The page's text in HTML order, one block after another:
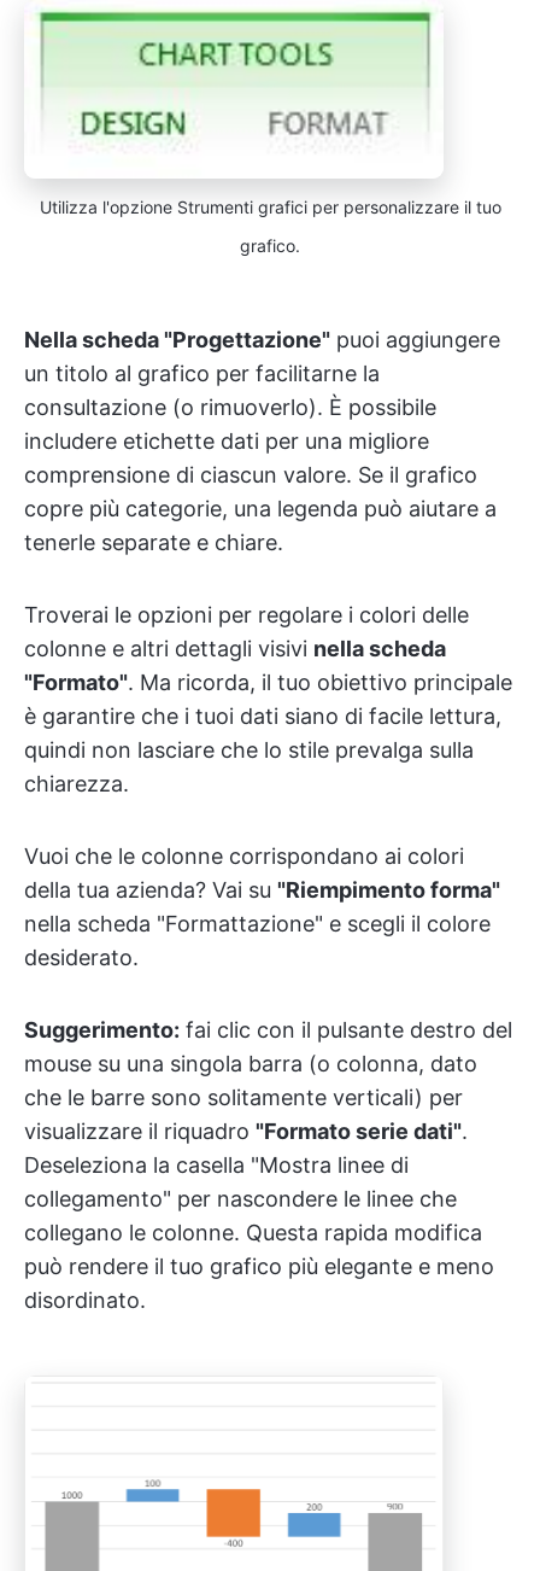
Utilizza l'opzione Strumenti grafici per personalizzare il tuo
grafico.
Nella scheda "Progettazione" puoi aggiungere
un titolo al grafico per facilitarne la
consultazione (o rimuoverlo). È possibile
includere etichette dati per una migliore
comprensione di ciascun valore. Se il grafico
copre più categorie, una legenda può aiutare a
tenerle separate e chiare.
Troverai le opzioni per regolare i colori delle
colonne e altri dettagli visivi nella scheda
"Formato". Ma ricorda, il tuo obiettivo principale
è garantire che i tuoi dati siano di facile lettura,
quindi non lasciare che lo stile prevalga sulla
chiarezza.
Vuoi che le colonne corrispondano ai colori
della tua azienda? Vai su "Riempimento forma"
nella scheda "Formattazione" e scegli il colore
desiderato.
Suggerimento: fai clic con il pulsante destro del
mouse su una singola barra (o colonna, dato
che le barre sono solitamente verticali) per
visualizzare il riquadro "Formato serie dati".
Deseleziona la casella "Mostra linee di
collegamento" per nascondere le linee che
collegano le colonne. Questa rapida modifica
può rendere il tuo grafico più elegante e meno
disordinato.